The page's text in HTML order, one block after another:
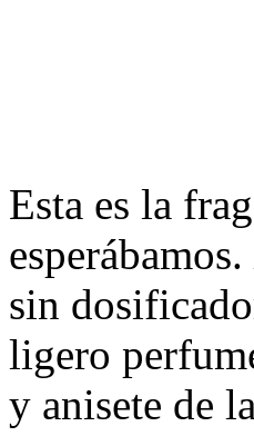
Esta es la
esperábamos.
sin
ligero
y anisete de